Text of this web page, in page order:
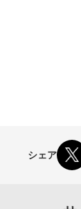
シェア